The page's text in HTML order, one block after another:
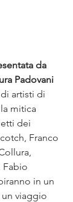
da
Padovani
artisti di
mitica
dei
Franco
Fabio
in un
viaggio